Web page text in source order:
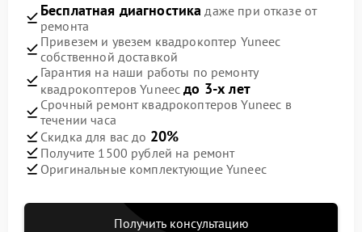
Бесплатная диагностика даже при отказе от
ремонта
Привезем и увезем квадрокоптер Yuneec
собственной доставкой
Гарантия на наши работы по ремонту
квадрокоптеров Yuneecдо 3-х лет
Срочный ремонт квадрокоптеров Yuneec в
течении часа
Скидка для вас до 20%
Получите 1500 рублей на ремонт
Оригинальные комплектующие Yuneec
Получить консультацию